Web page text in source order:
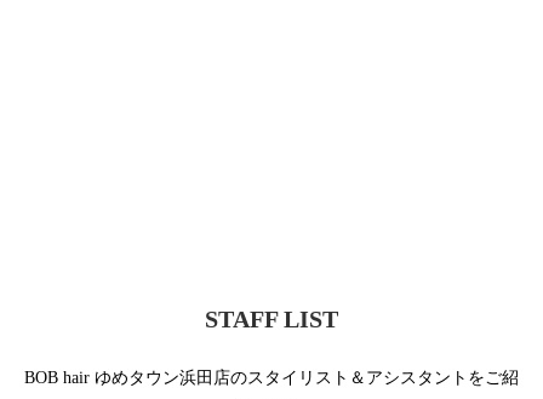
STAFF LIST
BOB hair ゆめタウン浜田店のスタイリスト＆アシスタントをご紹